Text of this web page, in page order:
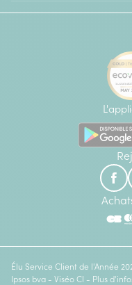
Élu Service Client de l'Année
Ipsos bva - Viséo CI - Plus